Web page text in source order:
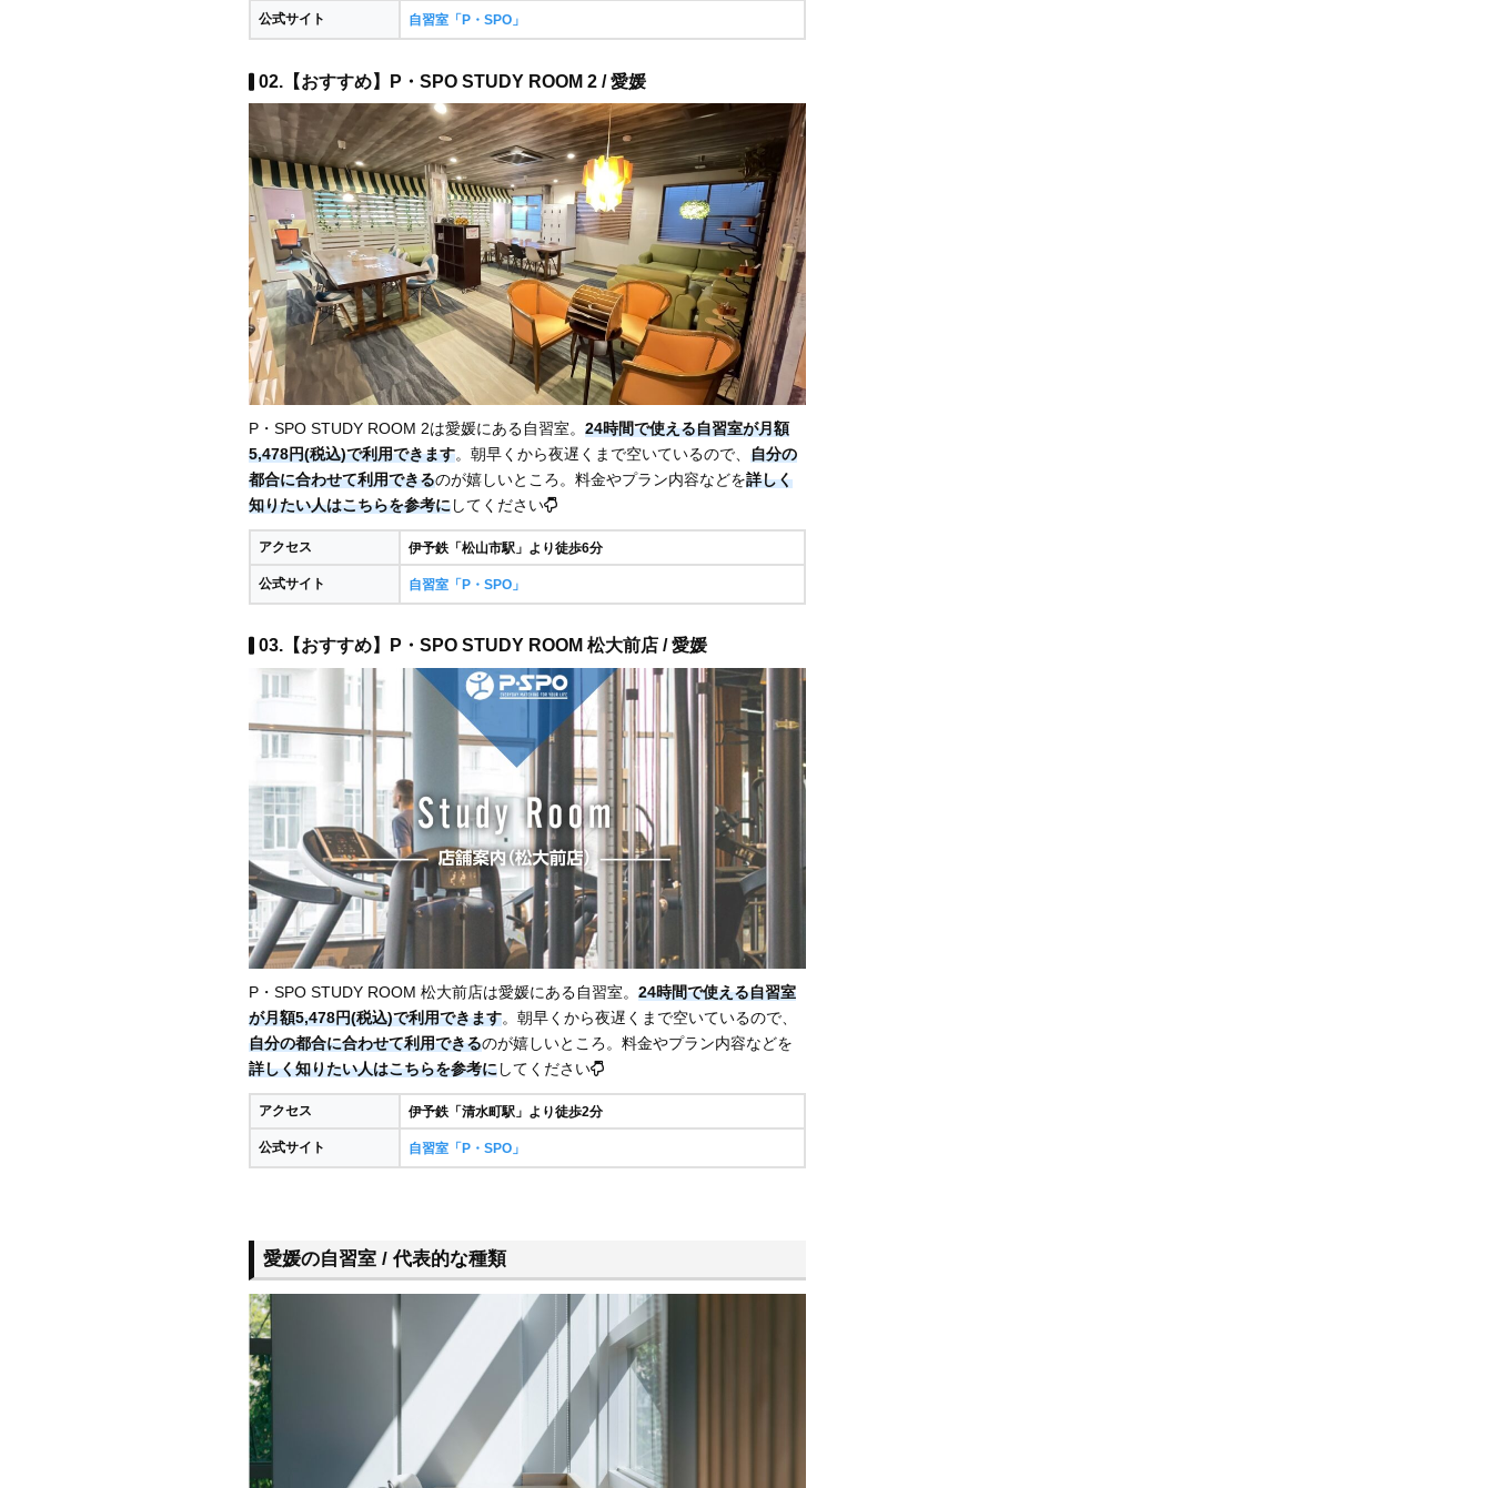
公式サイト 自習室「P・SPO」
02.【おすすめ】P・SPO STUDY ROOM 2 / 愛媛
P・SPO STUDY ROOM 2は愛媛にある自習室。 24時間で使える自習室が月額
5,478円(税込)で利用できます。朝早くから夜遅くまで空いているので、 自分の
都合に合わせて利用できるのが嬉しいところ。料金やプラン内容などを詳しく
知りたい人はこちらを参考にしてください
アクセス 伊予鉄「松山市駅」より徒歩6分
公式サイト 自習室「P・SPO」
03.【おすすめ】P・SPO STUDY ROOM 松大前店 / 愛媛
P・SPO STUDY ROOM 松大前店は愛媛にある自習室。 24時間で使える自習室
が月額5,478円(税込)で利用できます。朝早くから夜遅くまで空いているので、
自分の都合に合わせて利用できるのが嬉しいところ。料金やプラン内容などを
詳しく知りたい人はこちらを参考にしてください
アクセス 伊予鉄「清水町駅」より徒歩2分
公式サイト 自習室「P・SPO」
愛媛の自習室 / 代表的な種類